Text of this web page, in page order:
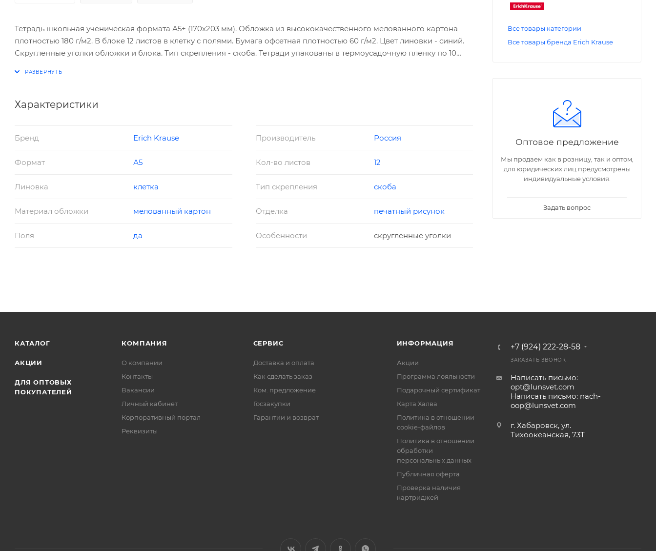
Тетрадь школьная ученическая формата А5+ (170х203 мм). Обложка из высококачественного мелованного картона
плотностью 180 г/м2. В блоке 12 листов в клетку с полями. Бумага офсетная плотностью 60 г/м2. Цвет линовки - синий.
Скругленные уголки обложки и блока. Тип скрепления - скоба. Тетради упакованы в термоусадочную пленку по 10
Характеристики
Бренд Erich Krause Производитель Россия
Формат А5 Кол-во листов 12
Линовка клетка Тип скрепления скоба
Материал обложки мелованный картон Отделка печатный рисунок
Поля да Особенности скругленные уголки
Все товары категории
Все товары бренда Erich Krause
Оптовое предложение
Мы продаем как в розницу, так и оптом,
для юридических лиц предусмотрены
индивидуальные условия.
Задать вопрос
КАТАЛОГ
АКЦИИ
ДЛЯ ОПТОВЫХ
ПОКУПАТЕЛЕЙ
КОМПАНИЯ
О компании
Контакты
Вакансии
Личный кабинет
Корпоративный портал
Реквизиты
СЕРВИС
Доставка и оплата
Как сделать заказ
Ком. предложение
Госзакупки
Гарантии и возврат
ИНФОРМАЦИЯ
Акции
Программа лояльности
Подарочный сертификат
Карта Халва
Политика в отношении
cookie-файлов
Политика в отношении
обработки
персональных данных
Публичная оферта
Проверка наличия
картриджей
+7 (924) 222-28-58
ЗАКАЗАТЬ ЗВОНОК
Написать письмо:
opt@lunsvet.com
Написать письмо: nach-
oop@lunsvet.com
г. Хабаровск, ул.
Тихоокеанская, 73Т